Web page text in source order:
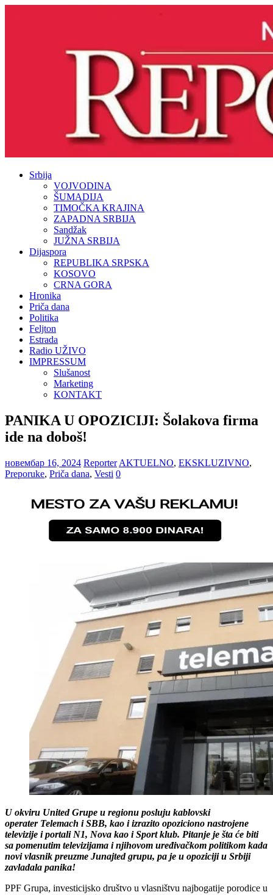
Srbija
VOJVODINA
ŠUMADIJA
TIMOČKA KRAJINA
ZAPADNA SRBIJA
Sandžak
JUŽNA SRBIJA
Dijaspora
REPUBLIKA SRPSKA
KOSOVO
CRNA GORA
Hronika
Priča dana
Politika
Feljton
Estrada
Radio UŽIVO
IMPRESSUM
Slušanost
Marketing
KONTAKT
PANIKA U OPOZICIJI: Šolakova firma
ide na doboš!
новембар 16, 2024 Reporter AKTUELNO, EKSKLUZIVNO,
Preporuke, Priča dana, Vesti 0
U okviru United Grupe u regionu posluju kablovski
operater Telemach i SBB, kao i izrazito opoziciono nastrojene
televizije i portali N1, Nova kao i Sport klub. Pitanje je šta će biti
sa pomenutim televizijama i njihovom uređivačkom politikom kada
novi vlasnik preuzme Junajted grupu, pa je u opoziciji u Srbiji
zavladala panika!
PPF Grupa, investicijsko društvo u vlasništvu najbogatije porodice u